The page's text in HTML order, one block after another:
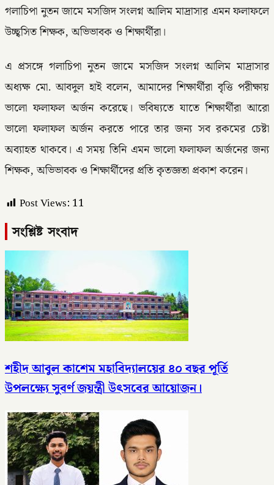
গলাচিপা নুতন জামে মসজিদ সংলগ্ন আলিম মাদ্রাসার এমন ফলাফলে
উচ্ছ্বসিত শিক্ষক, অভিভাবক ও শিক্ষার্থীরা।
এ প্রসঙ্গে গলাচিপা নুতন জামে মসজিদ সংলগ্ন আলিম মাদ্রাসার
অধ্যক্ষ মো. আবদুল হাই বলেন, আমাদের শিক্ষার্থীরা বৃত্তি পরীক্ষায়
ভালো ফলাফল অর্জন করেছে। ভবিষ্যতে যাতে শিক্ষার্থীরা আরো
ভালো ফলাফল অর্জন করতে পারে তার জন্য সব রকমের চেষ্টা
অব্যাহত থাকবে। এ সময় তিনি এমন ভালো ফলাফল অর্জনের জন্য
শিক্ষক, অভিভাবক ও শিক্ষার্থীদের প্রতি কৃতজ্ঞতা প্রকাশ করেন।
Post Views: 11
সংশ্লিষ্ট সংবাদ
শহীদ আবুল কাশেম মহাবিদ্যালয়ের ৪০ বছর পূর্তি
উপলক্ষ্যে সুবর্ণ জয়ন্ত্রী উৎসবের আয়োজন।